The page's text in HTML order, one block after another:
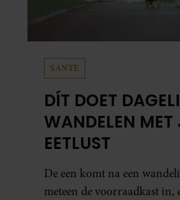
SANTE
DÍT DOET
WANDELEN MET
EETLUST
De een komt na een
meteen de voorraadkast in,